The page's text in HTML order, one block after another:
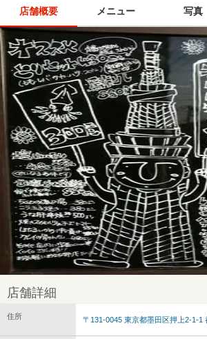
店舗概要 メニュー 写真
店舗詳細
住所 〒131-0045 東京都墨田区押上2-1-1